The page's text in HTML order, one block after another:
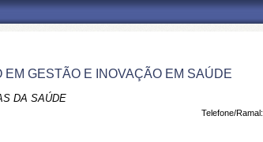
GESTÃO E INOVAÇÃO EM SAÚDE
DA SAÚDE
Telefone/Ramal: